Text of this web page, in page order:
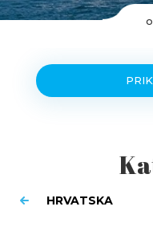
HRVATSKA